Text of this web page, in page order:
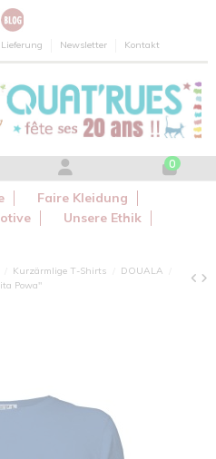
Lieferung Newsletter Kontakt
0
Faire Kleidung
Unsere Ethik
Kurzärmlige T-Shirts
DOUALA
Powa"